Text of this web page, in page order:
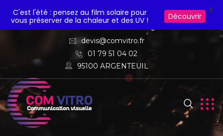
devis@comvitro.fr
01 79 51 04 02
95100 ARGENTEUIL
C'est l'été : pensez au film solaire pour
vous préserver de la chaleur et des UV !
Découvrir
X